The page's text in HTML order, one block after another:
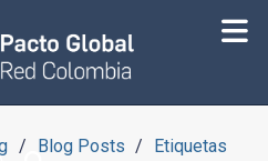
Blog Posts Etiquetas